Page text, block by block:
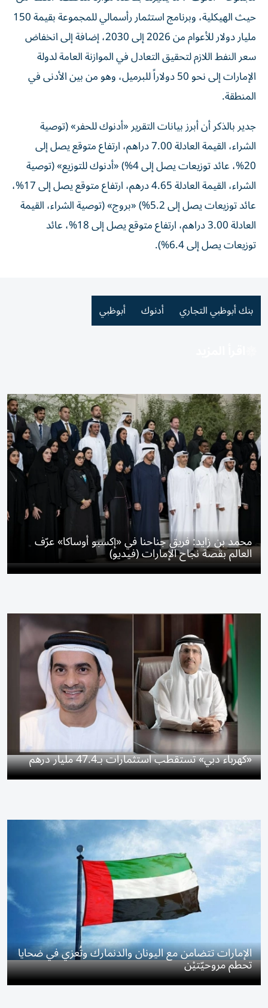
حيث الهيكلية، وبرنامج استثمار رأسمالي للمجموعة بقيمة 150
مليار دولار للأعوام من 2026 إلى 2030، إضافة إلى انخفاض
سعر النفط اللازم لتحقيق التعادل في الموازنة العامة لدولة
الإمارات إلى نحو 50 دولاراً للبرميل، وهو من بين الأدنى في
المنطقة.
جدير بالذكر أن أبرز بيانات التقرير «أدنوك للحفر» (توصية
الشراء، القيمة العادلة 7.00 دراهم، ارتفاع متوقع يصل إلى
20%، عائد توزيعات يصل إلى 4%) «أدنوك للتوزيع» (توصية
الشراء، القيمة العادلة 4.65 درهم، ارتفاع متوقع يصل إلى 17%،
عائد توزيعات يصل إلى 5.2%) «بروج» (توصية الشراء، القيمة
العادلة 3.00 دراهم، ارتفاع متوقع يصل إلى 18%، عائد
توزيعات يصل إلى 6.4%).
بنك أبوظبي التجاري أدنوك أبوظبي
محمد بن زايد: فريق جناحنا في «إكسبو أوساكا» عرّف
العالم بقصة نجاح الإمارات (فيديو)
«كهرباء دبي» تستقطب استثمارات بـ47.4 مليار درهم
الإمارات تتضامن مع اليونان والدنمارك وتُعزي في ضحايا
تحطم مروحيّتيْن